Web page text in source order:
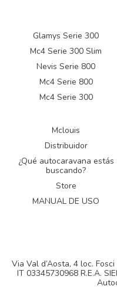
Glamys Serie 300
Mc4 Serie 300 Slim
Nevis Serie 800
Mc4 Serie 800
Mc4 Serie 300
Mclouis
Distribuidor
¿Qué autocaravana estás
buscando?
Store
MANUAL DE USO
Via Val d’Aosta, 4 loc.
IT 03345730968 R.E.A.